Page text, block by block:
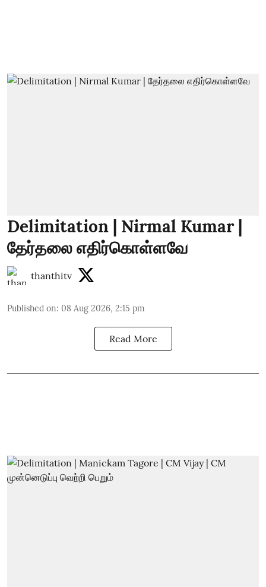
Delimitation | Nirmal Kumar |
தேர்தலை எதிர்கொள்ளவே
thanthitv
Published on: 08 Aug 2026, 2:15 pm
Read More